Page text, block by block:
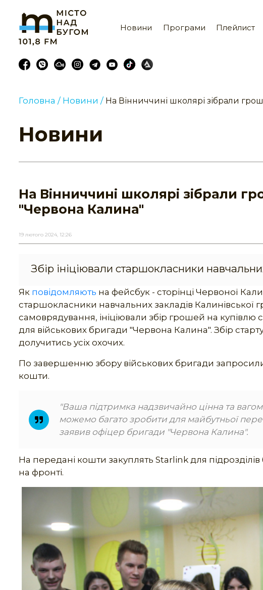
Новини Програми Плейлист
Головна / Новини / На Вінниччині школярі зібрали
Новини
На Вінниччині школярі зібрали
"Червона Калина"
19 лютого 2024, 12:26
Збір ініціювали старшокласники
Як повідомляють на фейсбук - сторінці Червоної
старшокласники навчальних закладів Калинівської
самоврядування, ініціювали збір грошей на купівлю
для військових бригади "Червона Калина". Збір
долучитись усіх охочих.
По завершенню збору військових бригади
кошти.
"Ваша підтримка надзвичайно цінна та
можемо багато зробити для майбутньої
заявив офіцер бригади "Червона Калина".
На передані кошти закуплять Starlink для
на фронті.